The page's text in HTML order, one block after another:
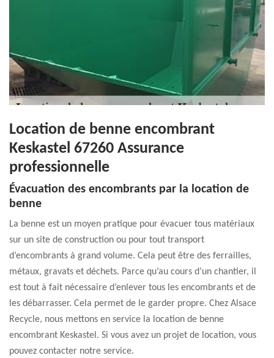
Location de benne encombrant
Keskastel 67260 Assurance
professionnelle
Évacuation des encombrants par la location de
benne
La benne est un moyen pratique pour évacuer tous matériaux
sur un site de construction ou pour tout transport
d’encombrants à grand volume. Cela peut être des ferrailles,
métaux, gravats et déchets. Parce qu’au cours d’un chantier, il
est tout à fait nécessaire d’enlever tous les encombrants et de
les débarrasser. Cela permet de le garder propre. Chez Alsace
Recycle, nous mettons en service la location de benne
encombrant Keskastel. Si vous avez un projet de location, vous
pouvez contacter notre service.